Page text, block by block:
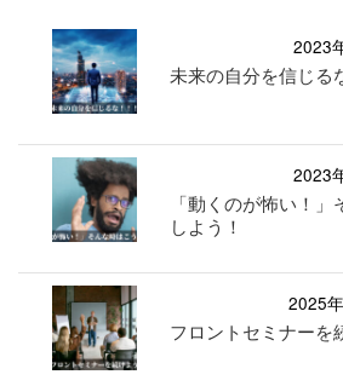
2023
未来の自分を信じる
2023
「動くのが怖い！」
しよう！
2025
フロントセミナーを